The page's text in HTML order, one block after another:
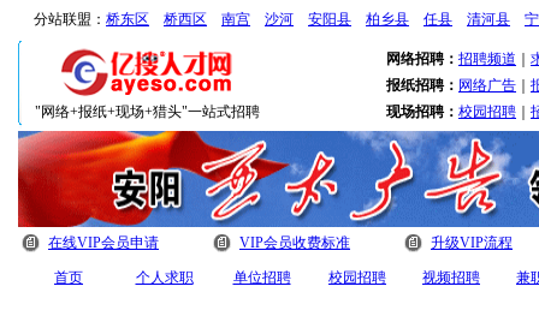
分站联盟： 桥东区 桥西区 南宫 沙河 安阳县 柏乡县 任县 清河县
网络招聘： 招聘频道
报纸招聘： 网络广告
"网络+报纸+现场+猎头"一站式招聘
现场招聘： 校园招聘
在线VIP会员申请 VIP会员收费标准 升级VIP流程
首页 个人求职 单位招聘 校园招聘 视频招聘 兼